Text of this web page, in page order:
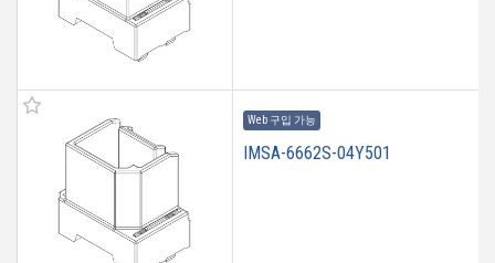
Web 구입 가능
IMSA-6662S-04Y501